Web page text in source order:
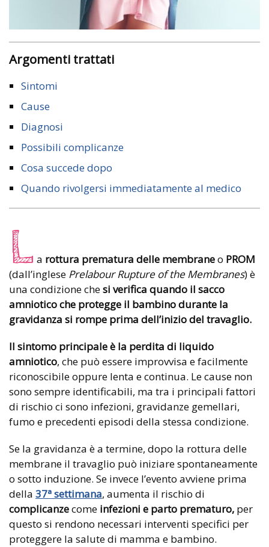
Argomenti trattati
Sintomi
Cause
Diagnosi
Possibili complicanze
Cosa succede dopo
Quando rivolgersi immediatamente al medico
L a rottura prematura delle membraneo PROM
(dall’inglese Prelabour Rupture of the Membranes) è
una condizione chesi verifica quando il sacco
amniotico che protegge il bambino durante la
gravidanza si rompe prima dell’inizio del travaglio.
Il sintomo principale è la perdita di liquido
amniotico, che può essere improvvisa e facilmente
riconoscibile oppure lenta e continua. Le cause non
sono sempre identificabili, ma tra i principali fattori
di rischio ci sono infezioni, gravidanze gemellari,
fumo e precedenti episodi della stessa condizione.
Se la gravidanza è a termine, dopo la rottura delle
membrane il travaglio può iniziare spontaneamente
o sotto induzione. Se invece l’evento avviene prima
della 37ª settimana, aumenta il rischio di
complicanzecome infezioni e parto prematuro, per
questo si rendono necessari interventi specifici per
proteggere la salute di mamma e bambino.